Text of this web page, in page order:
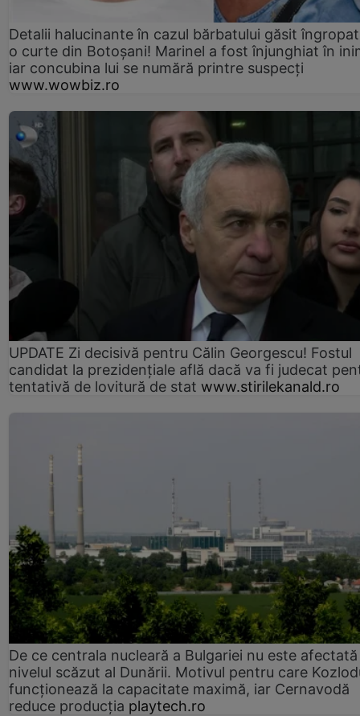
Detalii halucinante în cazul bărbatului găsit
o curte din Botoșani! Marinel a fost înjunghiat în
iar concubina lui se numără printre suspecți
www.wowbiz.ro
UPDATE Zi decisivă pentru Călin Georgescu! Fostul
candidat la prezidențiale află dacă va fi judecat
tentativă de lovitură de stat www.stirilekanald.ro
De ce centrala nucleară a Bulgariei nu este
nivelul scăzut al Dunării. Motivul pentru care
funcționează la capacitate maximă, iar Cernavodă
reduce producția playtech.ro